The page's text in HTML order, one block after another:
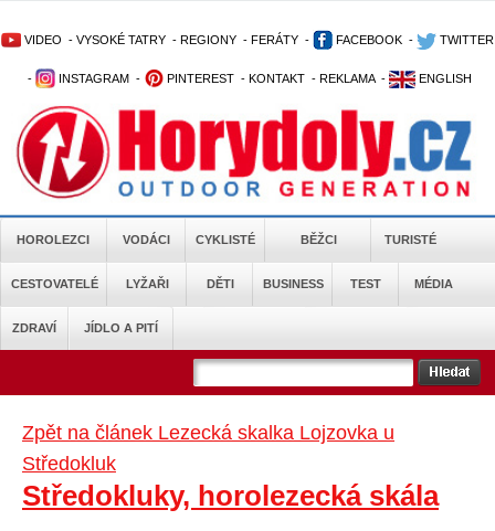
VIDEO - VYSOKÉ TATRY - REGIONY - FERÁTY - FACEBOOK - TWITTER
- INSTAGRAM - PINTEREST - KONTAKT - REKLAMA - ENGLISH
HOROLEZCI VODÁCI CYKLISTÉ BĚŽCI TURISTÉ
CESTOVATELÉ LYŽAŘI DĚTI BUSINESS TEST MÉDIA
ZDRAVÍ JÍDLO A PITÍ
Zpět na článek Lezecká skalka Lojzovka u
Středokluk
Středokluky, horolezecká skála